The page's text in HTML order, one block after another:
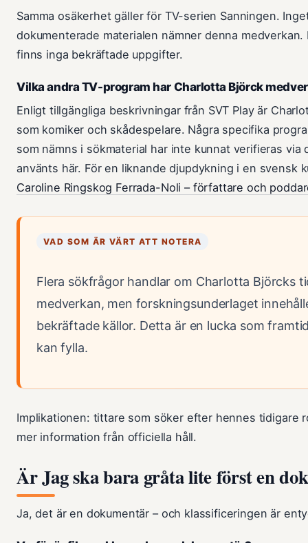
Samma osäkerhet gäller för TV-serien Sanningen.
dokumenterade materialen nämner denna medverkan.
finns inga bekräftade uppgifter.
Vilka andra TV-program har Charlotta Björck
Enligt tillgängliga beskrivningar från SVT Play är
som komiker och skådespelare. Några specifika
som nämns i sökmaterial har inte kunnat verifieras via
använts här. För en liknande djupdykning i en svensk
Caroline Ringskog Ferrada-Noli – författare och
VAD SOM ÄR VÄRT ATT NOTERA
Flera sökfrågor handlar om Charlotta Björcks
medverkan, men forskningsunderlaget
bekräftade källor. Detta är en lucka som
kan fylla.
Implikationen: tittare som söker efter hennes tidigare
mer information från officiella håll.
Är Jag ska bara gråta lite först en
Ja, det är en dokumentär – och klassificeringen är